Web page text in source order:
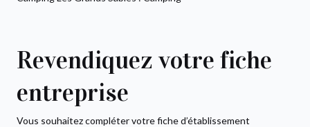
Revendiquez votre fiche
entreprise
Vous souhaitez compléter votre fiche d’établissement